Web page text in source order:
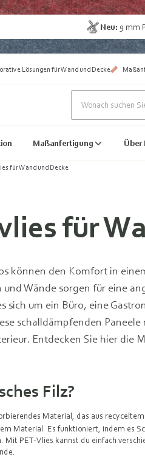
Neu: 9 mm
Lösungen für Wand und Decke
Maßanfertigung Über
für Wand und Decke
für
können den Komfort in
und Wände sorgen für eine
sich um ein Büro, eine
schalldämpfenden
Entdecken Sie hier die
Filz?
Material, das aus
Material. Es funktioniert, indem es
PET-Vlies kannst du einfach